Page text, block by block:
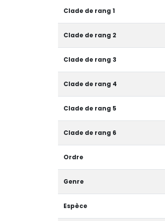
Clade de rang 1
Clade de rang 2
Clade de rang 3
Clade de rang 4
Clade de rang 5
Clade de rang 6
Ordre
Genre
Espèce